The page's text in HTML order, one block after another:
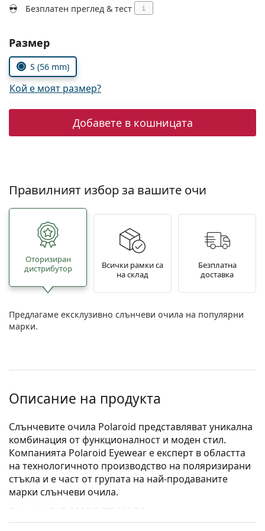
Persol
Всички марки
Безплатен преглед & тест
i
Изберете параметри
Размер
S (56 mm)
Кой е моят размер?
Добавете в кошницата
Правилният избор за вашите очи
Oторизиран
дистрибутор
Всички рамки са
на склад
Безплатна
доставка
Предлагаме ексклузивно слънчеви очила на популярни
марки.
Описание на продукта
Слънчевите очила Polaroid представляват уникална
комбинация от функционалност и моден стил.
Компанията Polaroid Eyewear е експерт в областта
на технологичното производство на поляризирани
стъкла и е част от групата на най-продаваните
марки слънчеви очила.
Polaroid PLD 2098/S 7ZJ M9 56
очила.